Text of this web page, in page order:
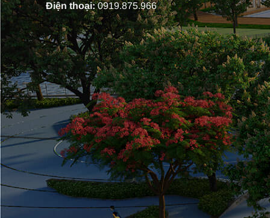
Điện thoại:0919.875.966